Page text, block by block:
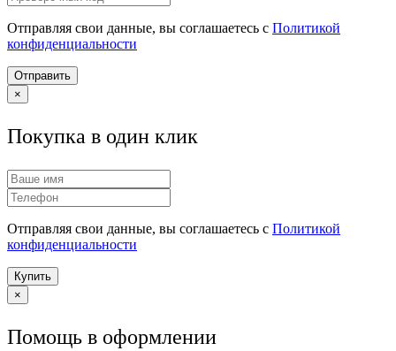
Отправляя свои данные, вы соглашаетесь с Политикой
конфиденциальности
Отправить
×
Покупка в один клик
Отправляя свои данные, вы соглашаетесь с Политикой
конфиденциальности
Купить
×
Помощь в оформлении